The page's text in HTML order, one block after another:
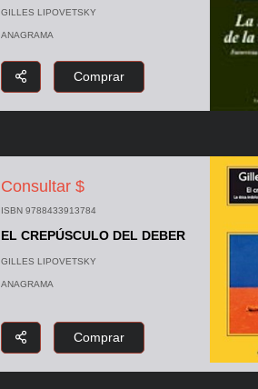
GILLES LIPOVETSKY
ANAGRAMA
Comprar
Consultar $
ISBN 9788433913784
EL CREPÚSCULO DEL DEBER
GILLES LIPOVETSKY
ANAGRAMA
Comprar